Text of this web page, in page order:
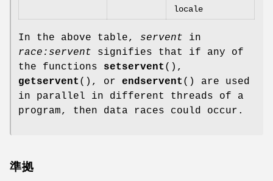
locale
In the above table, servent in
race:servent signifies that if any of
the functions setservent (),
getservent (), or endservent () are used
in parallel in different threads of a
program, then data races could occur.
準拠